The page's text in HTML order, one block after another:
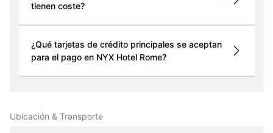
tienen coste?
¿Qué tarjetas de crédito principales se aceptan
para el pago en NYX Hotel Rome?
Ubicación & Transporte